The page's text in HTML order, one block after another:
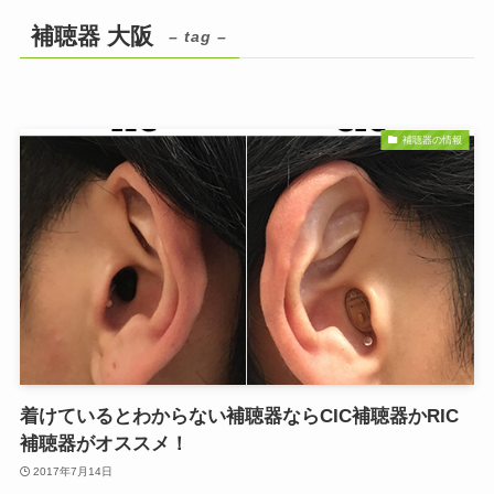
補聴器 大阪 – tag –
補聴器の情報
着けているとわからない補聴器ならCIC補聴器かRIC
補聴器がオススメ！
2017年7月14日